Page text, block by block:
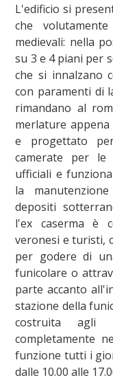
L'edificio si
che
medievali: nella
su 3 e 4 piani per
che si innalzano
con paramenti di
rimandano al
merlature
e progettato
camerate per
ufficiali e
la
depositi
l'ex caserma è
veronesi e turisti,
per godere di
funicolare o
parte accanto
stazione della
costruita
completamente
funzione tutti i
dalle 10.00 alle